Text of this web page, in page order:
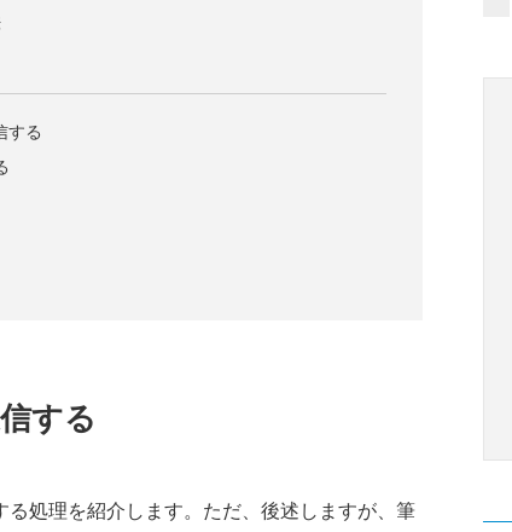
する
する
処理を紹介します。ただ、後述しますが、筆